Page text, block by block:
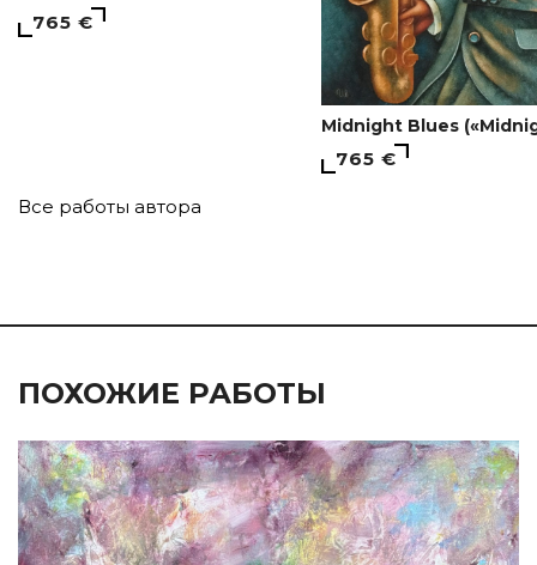
765 €
Midnight Blues
765 €
Все работы автора
ПОХОЖИЕ РАБОТЫ